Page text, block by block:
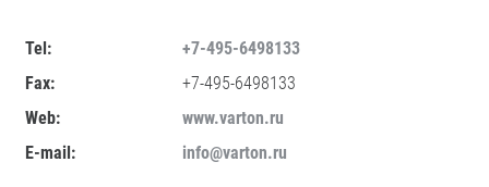
Tel:
+7-495-6498133
Fax:
+7-495-6498133
Web:
www.varton.ru
E-mail:
info@varton.ru